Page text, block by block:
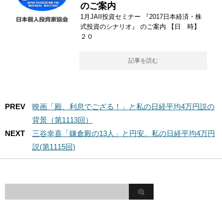
のご案内
1月JAII投資セミナー 『2017日本経済・株
式投資のシナリオ』 のご案内 【日 時】
２０
記事を読む
PREV
映画「殿、利息でござる！」と私の日経平均4万円説の
背景（第1113回）
NEXT
三谷幸喜「鎌倉殿の13人」と円安。私の日経平均4万円
説(第1115回)